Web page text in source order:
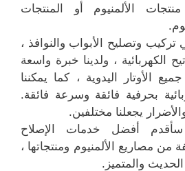
الألمنيوم أو المنتجات
وتصليح الأبواب والنوافذ ،
الكهربائية ، ولدينا خبرة واسعة
الأوتار اليدوية ، كما يمكننا
بحرفية فائقة وسرعة فائقة.
يجعلنا مختلفين.
سأقدم أفضل خدمات الإصلاح
من مصاريع الألمنيوم ومنتجاتها ،
والمتميز.